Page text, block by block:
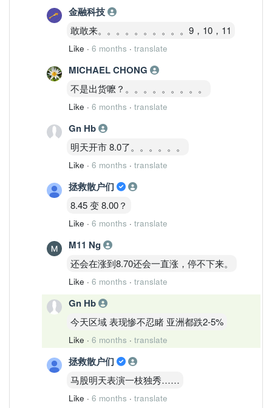
金融科技
敢敢来。。。。。。。。。。9，10，11
Like · 6 months · translate
MICHAEL CHONG
不是出货嚒？。。。。。。。。。
Like · 6 months · translate
Gn Hb
明天开市 8.0了。。。。。。
Like · 6 months · translate
拯救散户们
8.45 变 8.00？
Like · 6 months · translate
M11 Ng
还会在涨到8.70还会一直涨，停不下来。
Like · 6 months · translate
Gn Hb
今天区域 表现惨不忍睹 亚洲都跌2-5%
Like · 6 months · translate
拯救散户们
马股明天表演一枝独秀……
Like · 6 months · translate